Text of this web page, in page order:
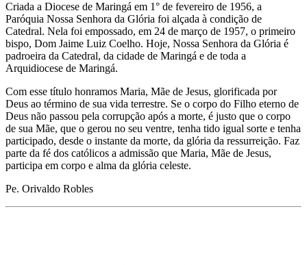
Criada a Diocese de Maringá em 1° de fevereiro de 1956, a
Paróquia Nossa Senhora da Glória foi alçada à condição de
Catedral. Nela foi empossado, em 24 de março de 1957, o primeiro
bispo, Dom Jaime Luiz Coelho. Hoje, Nossa Senhora da Glória é
padroeira da Catedral, da cidade de Maringá e de toda a
Arquidiocese de Maringá.
Com esse título honramos Maria, Mãe de Jesus, glorificada por
Deus ao término de sua vida terrestre. Se o corpo do Filho eterno de
Deus não passou pela corrupção após a morte, é justo que o corpo
de sua Mãe, que o gerou no seu ventre, tenha tido igual sorte e tenha
participado, desde o instante da morte, da glória da ressurreição. Faz
parte da fé dos católicos a admissão que Maria, Mãe de Jesus,
participa em corpo e alma da glória celeste.
Pe. Orivaldo Robles